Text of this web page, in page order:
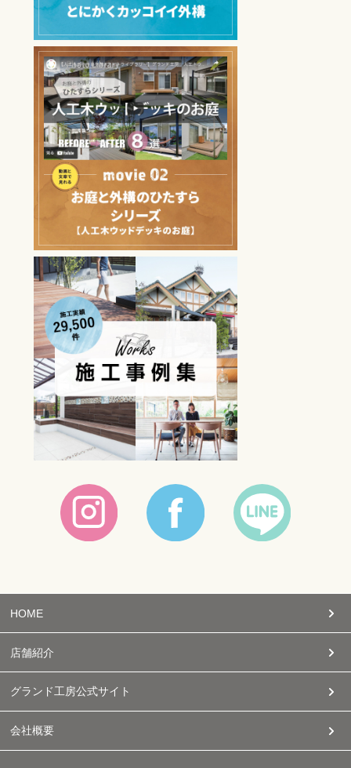
HOME
店舗紹介
グランド工房公式サイト
会社概要